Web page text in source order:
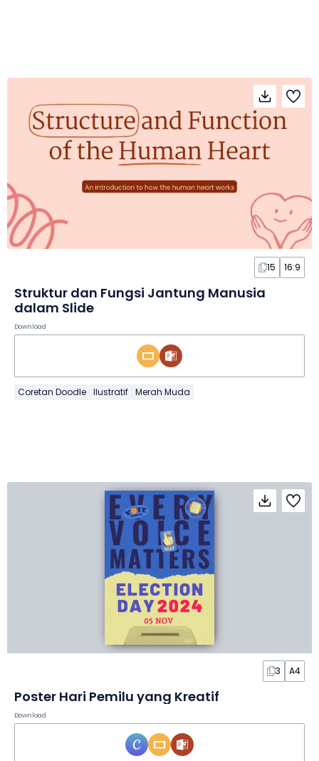
15 16:9
Struktur dan Fungsi Jantung Manusia
dalam Slide
Download
Coretan Doodle Ilustratif Merah Muda
3 A4
Poster Hari Pemilu yang Kreatif
Download